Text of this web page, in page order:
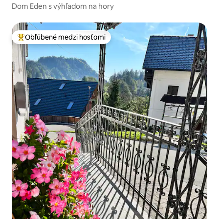
Dom Eden s výhľadom na hory
Najobľúbenejšie medzi hosťami
Obľúbené medzi hosťami